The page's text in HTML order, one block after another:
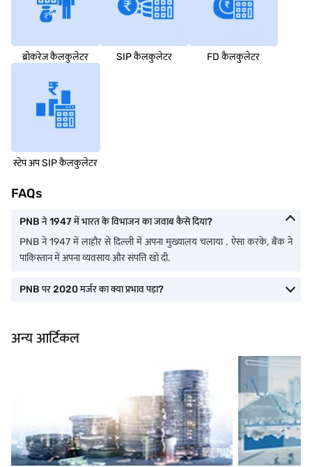
ब्रोकरेज कैलकुलेटर SIP कैलकुलेटर FD कैलकुलेटर
स्टेप अप SIP कैलकुलेटर
FAQs
PNB ने 1947 में भारत के विभाजन का जवाब कैसे दिया?
PNB ने 1947 में लाहौर से दिल्ली में अपना मुख्यालय चलाया . ऐसा करके, बैंक ने
पाकिस्तान में अपना व्यवसाय और संपत्ति खो दी.
PNB पर 2020 मर्जर का क्या प्रभाव पड़ा?
अन्य आर्टिकल